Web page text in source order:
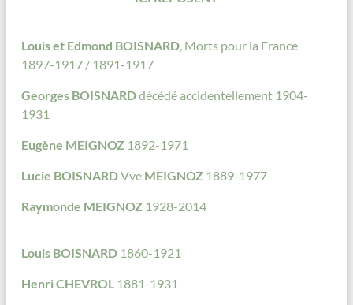
Louis et Edmond BOISNARD, Morts pour la France
1897-1917 / 1891-1917
Georges BOISNARDdécédé accidentellement 1904-
1931
Eugène MEIGNOZ1892-1971
Lucie BOISNARDVve MEIGNOZ1889-1977
Raymonde MEIGNOZ1928-2014
Louis BOISNARD1860-1921
Henri CHEVROL 1881-1931